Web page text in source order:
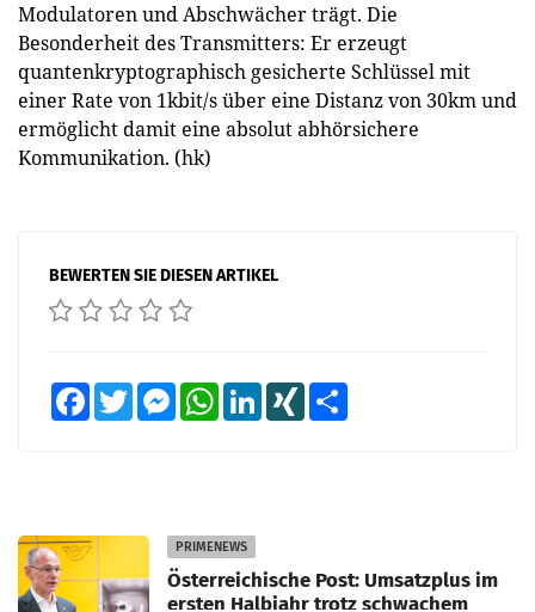
Modulatoren und Abschwächer trägt. Die
Besonderheit des Transmitters: Er erzeugt
quantenkryptographisch gesicherte Schlüssel mit
einer Rate von 1kbit/s über eine Distanz von 30km und
ermöglicht damit eine absolut abhörsichere
Kommunikation. (hk)
BEWERTEN SIE DIESEN ARTIKEL
FacebookTwitter MessengerWhatsAppLinkedInXING
PRIMENEWS
Österreichische Post: Umsatzplus im
ersten Halbjahr trotz schwachem